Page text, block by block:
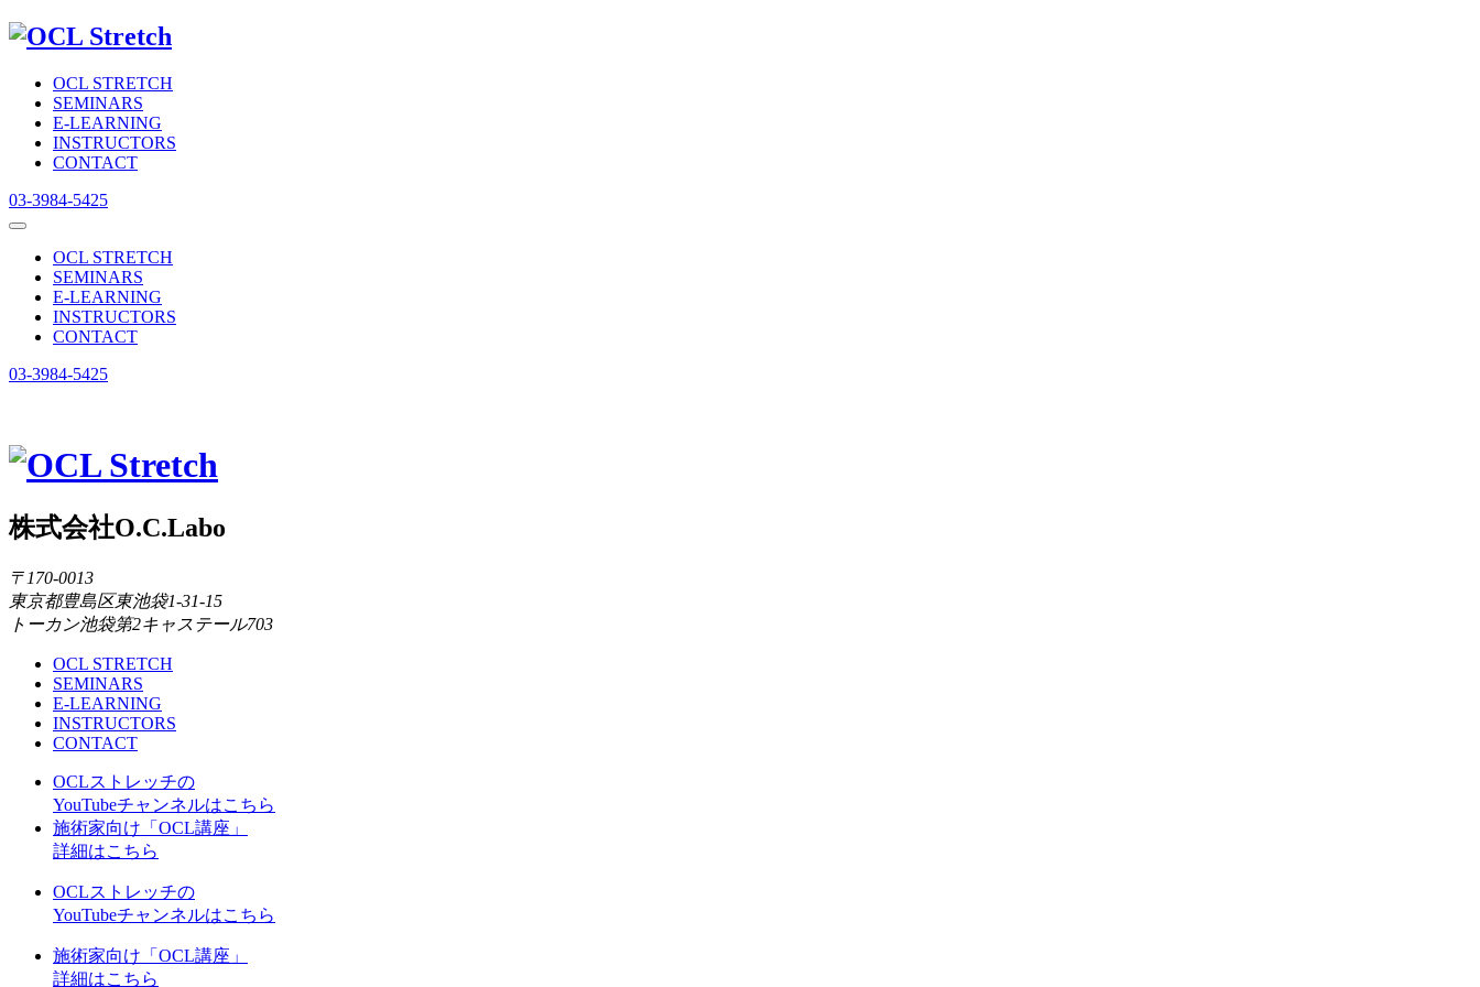
OCL STRETCH
SEMINARS
E-LEARNING
INSTRUCTORS
CONTACT
03-3984-5425
OCL STRETCH
SEMINARS
E-LEARNING
INSTRUCTORS
CONTACT
03-3984-5425
株式会社O.C.Labo
〒170-0013
東京都豊島区東池袋1-31-15
トーカン池袋第2キャステール703
OCL STRETCH
SEMINARS
E-LEARNING
INSTRUCTORS
CONTACT
OCLストレッチの
YouTubeチャンネルはこちら
施術家向け「OCL講座」
詳細はこちら
OCLストレッチの
YouTubeチャンネルはこちら
施術家向け「OCL講座」
詳細はこちら